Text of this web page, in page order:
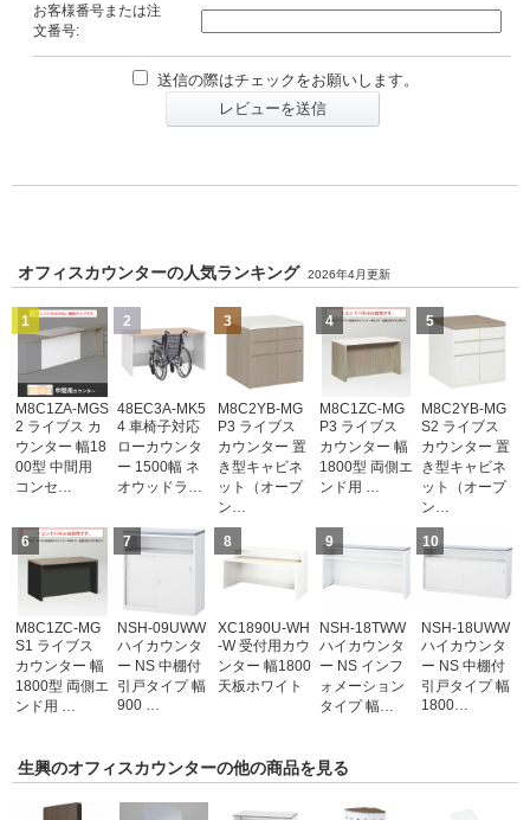
お客様番号または注
文番号:
送信の際はチェックをお願いします。
レビューを送信
オフィスカウンターの人気ランキング 2026年4月更新
1
M8C1ZA-MGS
2 ライブス カ
ウンター 幅18
00型 中間用
コンセ…
2
48EC3A-MK5
4 車椅子対応
ローカウンタ
ー 1500幅 ネ
オウッドラ…
3
M8C2YB-MG
P3 ライブス
カウンター 置
き型キャビネ
ット（オープ
ン…
4
M8C1ZC-MG
P3 ライブス
カウンター 幅
1800型 両側エ
ンド用 …
5
M8C2YB-MG
S2 ライブス
カウンター 置
き型キャビネ
ット（オープ
ン…
6
M8C1ZC-MG
S1 ライブス
カウンター 幅
1800型 両側エ
ンド用 …
7
NSH-09UWW
ハイカウンタ
ー NS 中棚付
引戸タイプ 幅
900 …
8
XC1890U-WH
-W 受付用カウ
ンター 幅1800
天板ホワイト
9
NSH-18TWW
ハイカウンタ
ー NS インフ
ォメーション
タイプ 幅…
10
NSH-18UWW
ハイカウンタ
ー NS 中棚付
引戸タイプ 幅
1800…
生興のオフィスカウンターの他の商品を見る